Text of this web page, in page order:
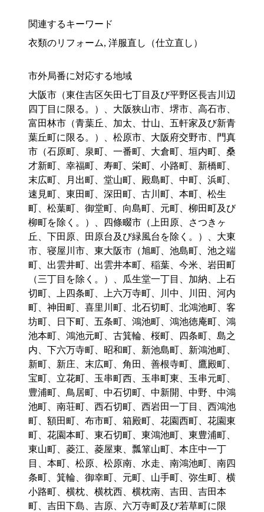
関連するキーワード
衣類のリフォーム, 洋服直し（仕立直し）
市外局番に対応する地域
大阪市（東住吉区矢田七丁目及び平野区長吉川辺
四丁目に限る。）、大阪狭山市、堺市、高石市、
富田林市（青葉丘、加太、廿山、五軒家及び新青
葉丘町に限る。）、松原市、大阪府交野市、門真
市（石原町、泉町、一番町、大倉町、垣内町、桑
才新町、幸福町、寿町、栄町、小路町、新橋町、
末広町、月出町、堂山町、殿島町、中町、浜町、
速見町、東田町、深田町、古川町、本町、松生
町、松葉町、御堂町、向島町、元町、柳田町及び
柳町を除く。）、四條畷市（上田原、さつきヶ
丘、下田原、田原台及び緑風台を除く。）、大東
市、寝屋川市、東大阪市（旭町、池島町、池之端
町、出雲井町、出雲井本町、稲葉、今米、岩田町
（三丁目を除く。）、瓜生堂一丁目、加納、上石
切町、上四条町、上六万寺町、川中、川田、河内
町、神田町、喜里川町、北石切町、北鴻池町、客
坊町、日下町、五条町、鴻池町、鴻池徳庵町、鴻
池本町、鴻池元町、古箕輪、桜町、四条町、島之
内、下六万寺町、昭和町、新池島町、新鴻池町、
新町、新庄、末広町、角田、善根寺町、鷹殿町、
宝町、立花町、玉串町西、玉串町東、玉串元町、
豊浦町、鳥居町、中石切町、中新開、中野、中鴻
池町、南荘町、西石切町、西岩田一丁目、西鴻池
町、額田町、布市町、箱殿町、花園西町、花園東
町、花園本町、東石切町、東鴻池町、東豊浦町、
東山町、菱江、菱屋東、瓢箪山町、本庄中一丁
目、本町、松原、松原南、水走、南鴻池町、南四
条町、箕輪、御幸町、元町、山手町、弥生町、横
小路町、横枕、横枕西、横枕南、吉田、吉田本
町、吉田下島、吉原、六万寺町及び若草町に限